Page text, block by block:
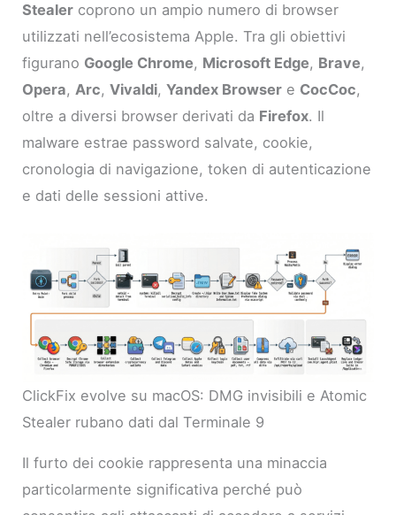
Stealer coprono un ampio numero di browser
utilizzati nell’ecosistema Apple. Tra gli obiettivi
figurano Google Chrome, Microsoft Edge, Brave,
Opera,Arc,Vivaldi,Yandex Browser e CocCoc,
oltre a diversi browser derivati da Firefox. Il
malware estrae password salvate, cookie,
cronologia di navigazione, token di autenticazione
e dati delle sessioni attive.
ClickFix evolve su macOS: DMG invisibili e Atomic
Stealer rubano dati dal Terminale 9
Il furto dei cookie rappresenta una minaccia
particolarmente significativa perché può